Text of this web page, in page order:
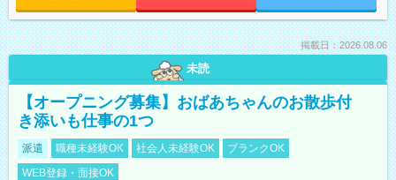
掲載日：2026.08.06
未読
【オープニング募集】おばあちゃんのお散歩付
き添いも仕事の1つ
派遣 職種未経験OK 社会人未経験OK
ブランクOK
WEB登録・面接OK